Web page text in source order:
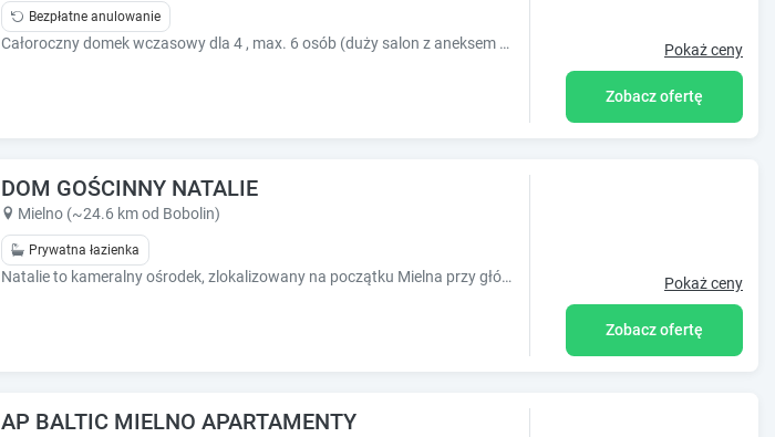
t
e
s
Bezpłatne anulowanie
Całoroczny domek wczasowy dla 4 , max. 6 osób (duży salon z aneksem kuchennym i sypialnią na antresoli), zlokalizowany 7 km od Darłowa. Agroturystyka. Pokaż ceny
Zobacz ofertę
DOM GOŚCINNY NATALIE
Mielno (~24.6 km od Bobolin)
Prywatna łazienka
Natalie to kameralny ośrodek, zlokalizowany na początku Mielna przy głównej drodze ? 17 minut od plaży Pokaż ceny
Zobacz ofertę
AP BALTIC MIELNO APARTAMENTY